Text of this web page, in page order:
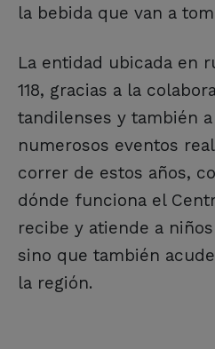
la bebida que van a
La entidad ubicada en
118, gracias a la
tandilenses y también
numerosos eventos
correr de estos años,
dónde funciona el
recibe y atiende a
sino que también
la región.